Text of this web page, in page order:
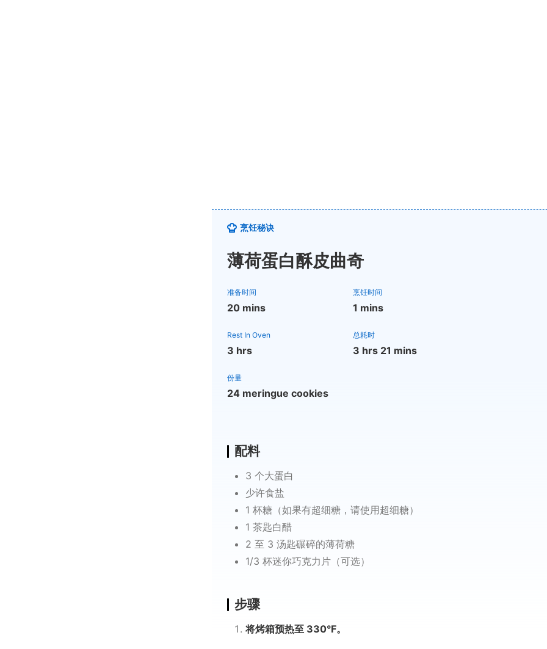
烹饪秘诀
薄荷蛋白酥皮曲奇
准备时间
20 mins
烹饪时间
1 mins
Rest In Oven
3 hrs
总耗时
3 hrs 21 mins
份量
24 meringue cookies
配料
3 个大蛋白
少许食盐
1 杯糖（如果有超细糖，请使用超细糖）
1 茶匙白醋
2 至 3 汤匙碾碎的薄荷糖
1/3 杯迷你巧克力片（可选）
步骤
将烤箱预热至 330°F。